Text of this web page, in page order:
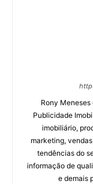
Rony
Publicidade
imobiliário,
marketing,
tendências do
informação de
e demais